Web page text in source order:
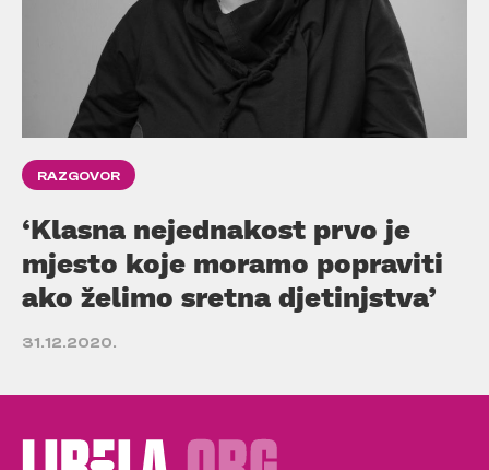
RAZGOVOR
‘Klasna nejednakost prvo je
mjesto koje moramo popraviti
ako želimo sretna djetinjstva’
31.12.2020.